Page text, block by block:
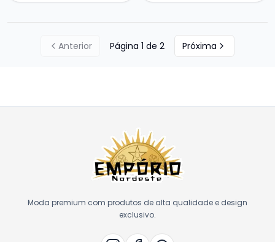
Anterior Página 1 de 2 Próxima
Moda premium com produtos de alta qualidade e design
exclusivo.